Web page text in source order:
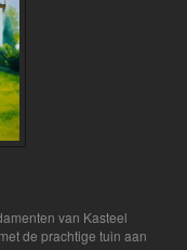
van Kasteel
de prachtige tuin aan